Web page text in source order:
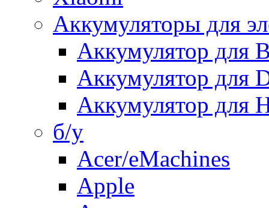
Аккумуляторы для
Аккумулятор для
Аккумулятор для
Аккумулятор для
б/у
Acer/eMachines
Apple